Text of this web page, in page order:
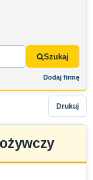
Szukaj
Dodaj firmę
Drukuj